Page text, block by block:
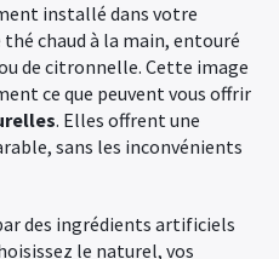
installé dans votre
chaud à la main, entouré
de citronnelle. Cette image
ce que peuvent vous offrir
. Elles offrent une
sans les inconvénients
des ingrédients artificiels
le naturel, vos